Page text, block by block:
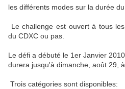
les différents modes sur la durée du
Le challenge est ouvert à tous
du CDXC ou pas.
Le défi a débuté le 1er Janvier
durera jusqu'à dimanche, août 29, à
Trois catégories sont disponibles: